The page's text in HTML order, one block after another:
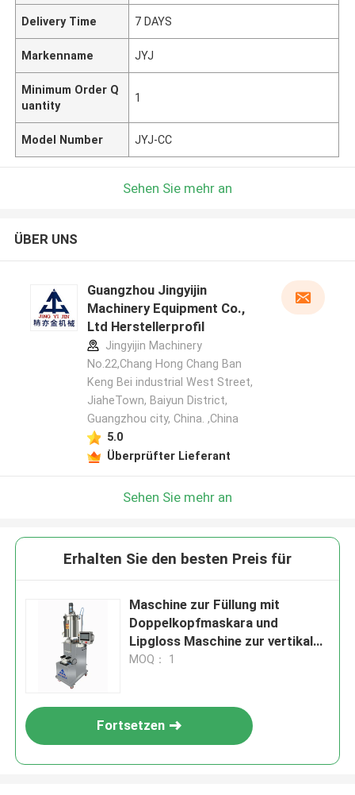
Delivery Time 7 DAYS
Markenname JYJ
Minimum Order Q
uantity
1
Model Number JYJ-CC
Sehen Sie mehr an
ÜBER UNS
Guangzhou Jingyijin
Machinery Equipment Co.,
Ltd Herstellerprofil
Jingyijin Machinery
No.22,Chang Hong Chang Ban
Keng Bei industrial West Street,
JiaheTown, Baiyun District,
Guangzhou city, China. ,China
5.0
Überprüfter Lieferant
Sehen Sie mehr an
Erhalten Sie den besten Preis für
Maschine zur Füllung mit
Doppelkopfmaskara und
Lipgloss Maschine zur vertikalen
Füllung Maschine zur
MOQ： 1
Fortsetzen